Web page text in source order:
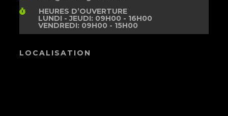
HEURES D’OUVERTURE
LUNDI - JEUDI: 09H00 - 16H00
VENDREDI: 09H00 - 15H00
LOCALISATION